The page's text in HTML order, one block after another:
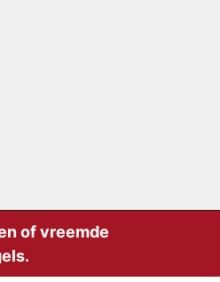
of vreemde